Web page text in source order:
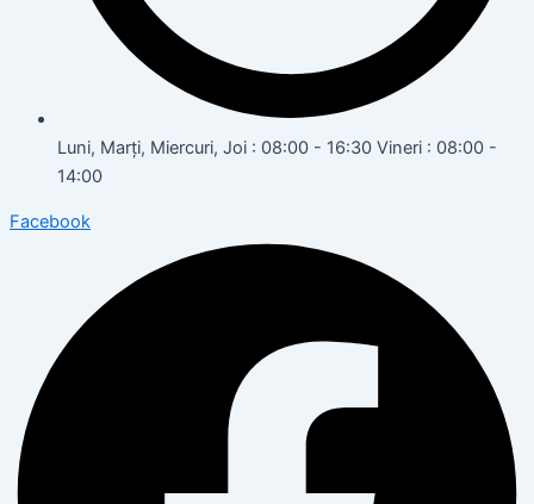
Luni, Marți, Miercuri, Joi : 08:00 - 16:30 Vineri : 08:00 -
14:00
Facebook